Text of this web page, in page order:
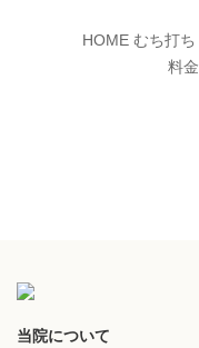
HOME むち打ち
料金
当院について